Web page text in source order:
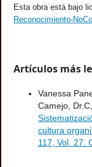
Esta obra está bajo
Reconocimiento-
Artículos más
Vanessa
Camejo,
cultura
117, Vol. 27.